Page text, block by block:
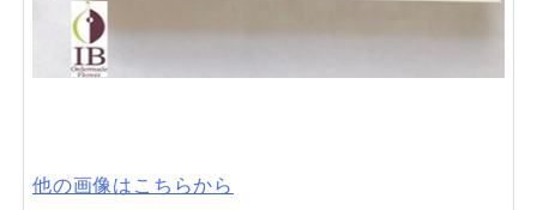
他の画像はこちらから